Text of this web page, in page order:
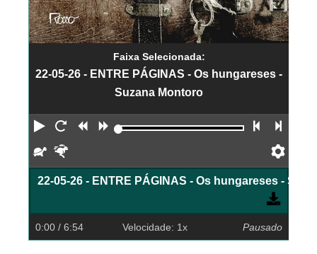
Faixa Selecionada:
22-05-26 - ENTRE PÁGINAS - Os hungareses -
Suzana Montoro
Reproduzir
Reiniciar
Retroceder
Avançar Faixa
Devagar
22-05-26 - ENTRE PÁGINAS - Os hungareses -
0:00 / 6:54 Velocidade: 1x Pausado